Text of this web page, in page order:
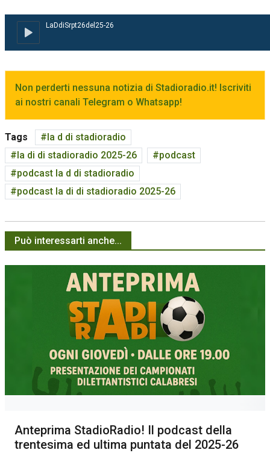
Non perderti nessuna notizia di Stadioradio.it! Iscriviti
ai nostri canali Telegram o Whatsapp!
Tags
la d di stadioradio
la di di stadioradio 2025-26
podcast
podcast la d di stadioradio
podcast la di di stadioradio 2025-26
Può interessarti anche...
Anteprima StadioRadio! Il podcast della
trentesima ed ultima puntata del 2025-26